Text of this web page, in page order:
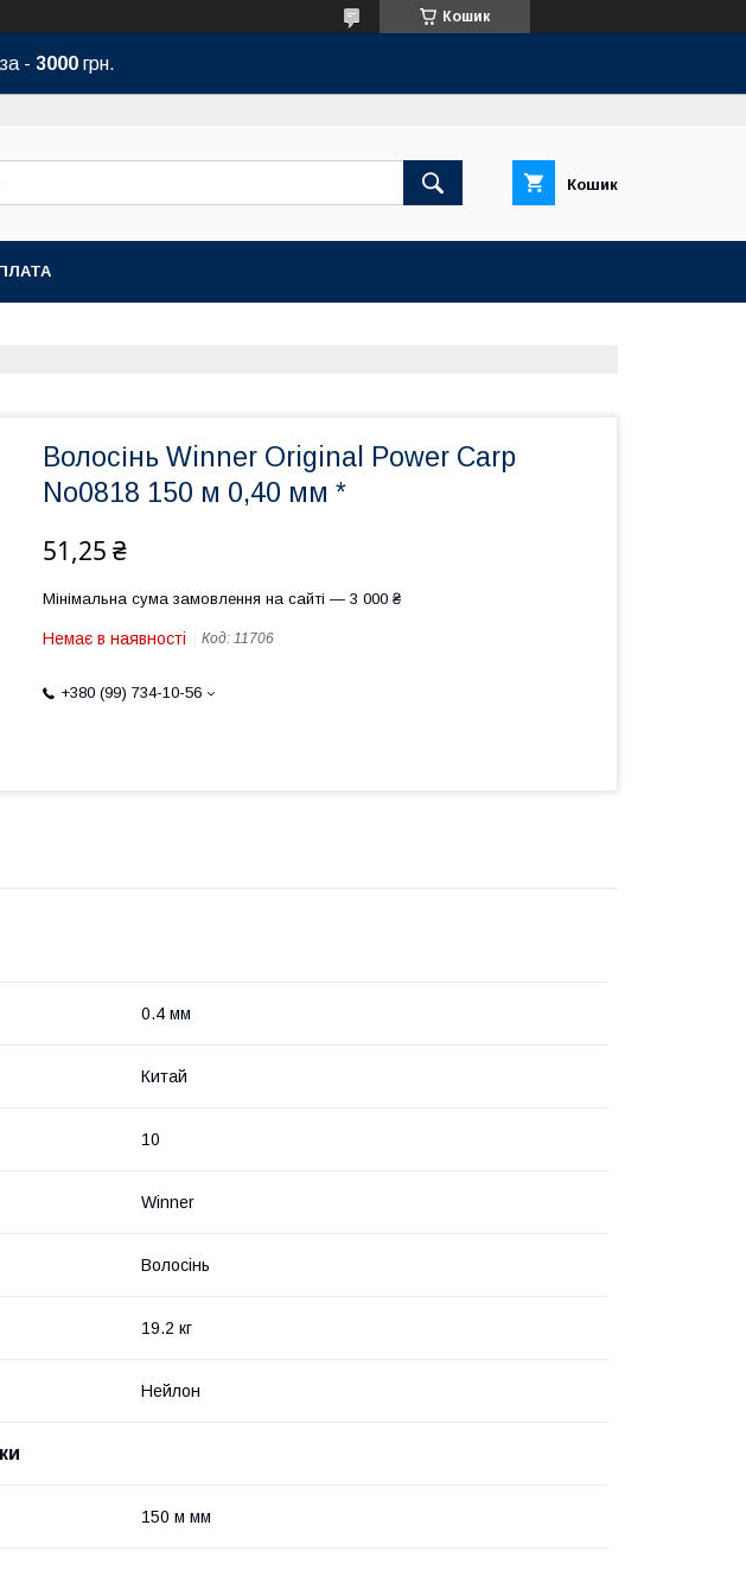
Кошик
- 3000 грн.
Кошик
Волосінь Winner Original Power Carp
No0818 150 м 0,40 мм *
51,25 ₴
Мінімальна сума замовлення на сайті — 3 000 ₴
Немає в наявності Код: 11706
+380 (99) 734-10-56
0.4 мм
Китай
10
Winner
Волосінь
19.2 кг
Нейлон
150 м мм